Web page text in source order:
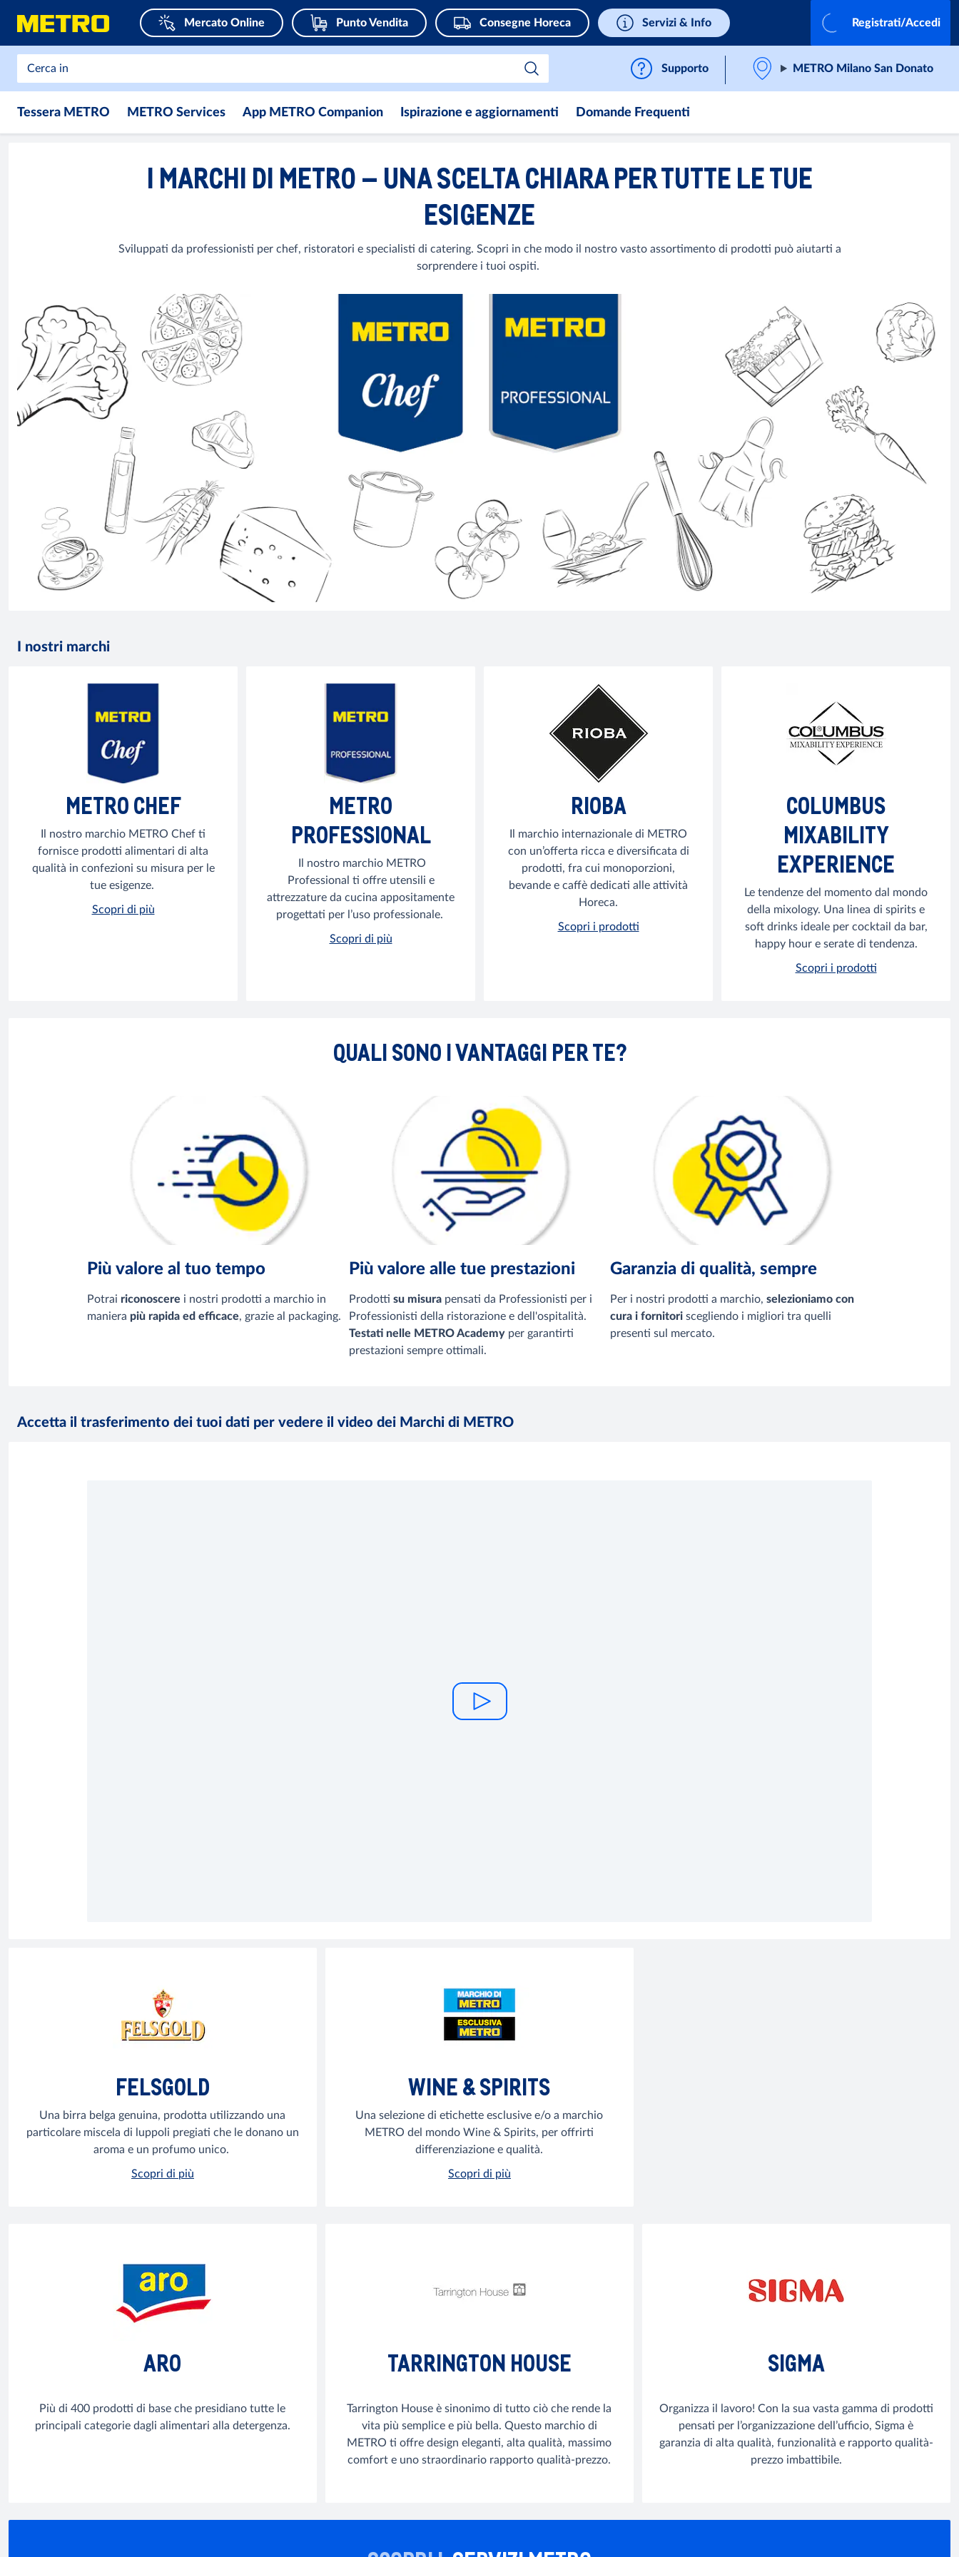
Mercato Online Punto Vendita Consegne Horeca Servizi & Info Registrati/Accedi
Supporto METRO Milano San Donato
Tessera METRO METRO Services App METRO Companion Ispirazione e aggiornamenti Domande Frequenti
I MARCHI DI METRO – UNA SCELTA CHIARA PER TUTTE LE TUE
ESIGENZE
Sviluppati da professionisti per chef, ristoratori e specialisti di catering. Scopri in che modo il nostro vasto assortimento di prodotti può aiutarti a
sorprendere i tuoi ospiti.
I nostri marchi
METRO CHEF
Il nostro marchio METRO Chef ti
fornisce prodotti alimentari di alta
qualità in confezioni su misura per le
tue esigenze.
Scopri di più
METRO
PROFESSIONAL
Il nostro marchio METRO
Professional ti offre utensili e
attrezzature da cucina appositamente
progettati per l’uso professionale.
Scopri di più
RIOBA
Il marchio internazionale di METRO
con un’offerta ricca e diversificata di
prodotti, fra cui monoporzioni,
bevande e caffè dedicati alle attività
Horeca.
Scopri i prodotti
COLUMBUS
MIXABILITY
EXPERIENCE
Le tendenze del momento dal mondo
della mixology. Una linea di spirits e
soft drinks ideale per cocktail da bar,
happy hour e serate di tendenza.
Scopri i prodotti
QUALI SONO I VANTAGGI PER TE?
Più valore al tuo tempo
Potrai riconoscere i nostri prodotti a marchio in
maniera più rapida ed efficace, grazie al packaging.
Più valore alle tue prestazioni
Prodotti su misura pensati da Professionisti per i
Professionisti della ristorazione e dell'ospitalità.
Testati nelle METRO Academy per garantirti
prestazioni sempre ottimali.
Garanzia di qualità, sempre
Per i nostri prodotti a marchio,selezioniamo con
cura i fornitori scegliendo i migliori tra quelli
presenti sul mercato.
Accetta il trasferimento dei tuoi dati per vedere il video dei Marchi di METRO
FELSGOLD
Una birra belga genuina, prodotta utilizzando una
particolare miscela di luppoli pregiati che le donano un
aroma e un profumo unico.
Scopri di più
WINE & SPIRITS
Una selezione di etichette esclusive e/o a marchio
METRO del mondo Wine & Spirits, per offrirti
differenziazione e qualità.
Scopri di più
ARO
Più di 400 prodotti di base che presidiano tutte le
principali categorie dagli alimentari alla detergenza.
TARRINGTON HOUSE
Tarrington House è sinonimo di tutto ciò che rende la
vita più semplice e più bella. Questo marchio di
METRO ti offre design eleganti, alta qualità, massimo
comfort e uno straordinario rapporto qualità-prezzo.
SIGMA
Organizza il lavoro! Con la sua vasta gamma di prodotti
pensati per l’organizzazione dell’ufficio, Sigma è
garanzia di alta qualità, funzionalità e rapporto qualità-
prezzo imbattibile.